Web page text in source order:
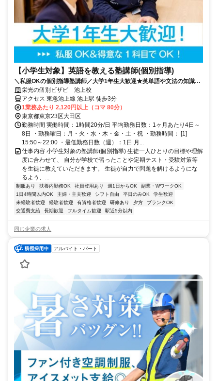
【小学生対象】英語を教える塾講師(個別指導)
＼私服OKの個別指導塾講師／大学1年生大歓迎★英単語や文法の知識を
活かそう♪教えることが好きな方歓迎！
栄光の個別ビザビ 池上校
アクセス 東急池上線 池上駅 徒歩3分
1業務あたり 2,120円以上（コマ 80分）
東京都東京23区大田区
勤務時間 実働時間：1時間20分/日 平均勤務日数：1ヶ月あたり4日～
8日 ・勤務曜日：月・火・水・木・金・土・祝 ・勤務時間： [1]
15:50～22:00 ・最低勤務日数（週）：1日 月...
仕事内容 小学生対象の塾講師(個別指導) 生徒一人ひとりの目標や理解
度に合わせて、 自分が学校で習ったことや定期テスト・受験対策等
を生徒に教えていただきます。 生徒が自力で問題を解けるようにな
るよう、...
制服あり 扶養内勤務OK 社員登用あり 週1日からOK
副業・WワークOK
1日4時間以内OK
主婦・主夫歓迎 シフト自由 平日のみOK
学生歓迎
未経験者歓迎
経験者歓迎 有資格者歓迎 研修あり 夕方
ブランクOK
交通費支給
長期歓迎 フルタイム歓迎 駅近5分以内
同じ企業の求人
アルバイト・パート